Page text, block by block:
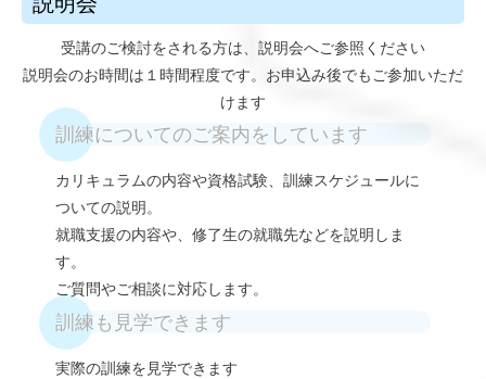
受講のご検討をされる方は、説明会へご参照ください
説明会のお時間は１時間程度です。お申込み後でもご参加いただ
けます
訓練についてのご案内をしています
カリキュラムの内容や資格試験、訓練スケジュールに
ついての説明。
就職支援の内容や、修了生の就職先などを説明しま
す。
ご質問やご相談に対応します。
訓練も見学できます
実際の訓練を見学できます